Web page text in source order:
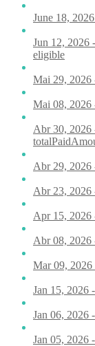
June 18,
Jun 12, 2026
eligible
Mai 29, 2026
Mai 08, 2026
Abr 30, 2026
Abr 29, 2026
Abr 23, 2026
Apr 15, 2026
Abr 08, 2026
Mar 09, 2026
Jan 15, 2026
Jan 06, 2026
Jan 05, 2026